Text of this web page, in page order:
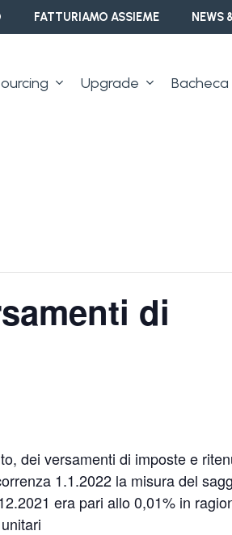
FATTURIAMO ASSIEME NEWS
Upgrade Bacheca
di
dei versamenti di imposte e
1.1.2022 la misura del
era pari allo 0,01% in